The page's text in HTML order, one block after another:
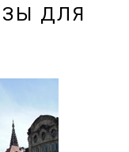
ДЛЯ